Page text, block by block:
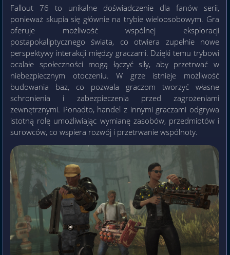
Fallout 76 to unikalne doświadczenie dla fanów serii,
ponieważ skupia się głównie na trybie wieloosobowym. Gra
oferuje możliwość wspólnej eksploracji
postapokaliptycznego świata, co otwiera zupełnie nowe
perspektywy interakcji między graczami. Dzięki temu trybowi
ocalałe społeczności mogą łączyć siły, aby przetrwać w
niebezpiecznym otoczeniu. W grze istnieje możliwość
budowania baz, co pozwala graczom tworzyć własne
schronienia i zabezpieczenia przed zagrożeniami
zewnętrznymi. Ponadto, handel z innymi graczami odgrywa
istotną rolę umożliwiając wymianę zasobów, przedmiotów i
surowców, co wspiera rozwój i przetrwanie wspólnoty.